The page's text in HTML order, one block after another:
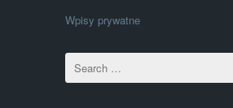
Wpisy prywatne